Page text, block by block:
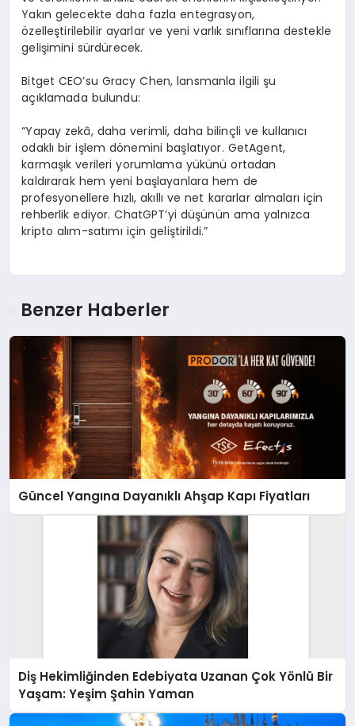
Yakın gelecekte daha fazla entegrasyon,
özelleştirilebilir ayarlar ve yeni varlık sınıflarına destekle
gelişimini sürdürecek.
Bitget CEO’su Gracy Chen, lansmanla ilgili şu
açıklamada bulundu:
“Yapay zekâ, daha verimli, daha bilinçli ve kullanıcı
odaklı bir işlem dönemini başlatıyor. GetAgent,
karmaşık verileri yorumlama yükünü ortadan
kaldırarak hem yeni başlayanlara hem de
profesyonellere hızlı, akıllı ve net kararlar almaları için
rehberlik ediyor. ChatGPT’yi düşünün ama yalnızca
kripto alım-satımı için geliştirildi.”
Benzer Haberler
Güncel Yangına Dayanıklı Ahşap Kapı Fiyatları
Diş Hekimliğinden Edebiyata Uzanan Çok Yönlü Bir
Yaşam: Yeşim Şahin Yaman